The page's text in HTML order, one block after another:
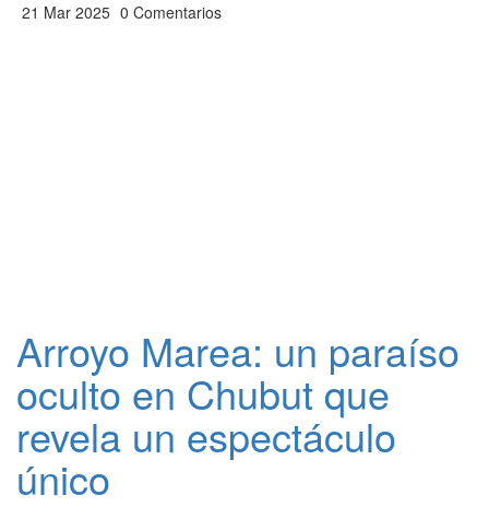
21 Mar 2025 0 Comentarios
Arroyo Marea: un paraíso
oculto en Chubut que
revela un espectáculo
único